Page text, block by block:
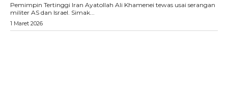
Pemimpin Tertinggi Iran Ayatollah Ali Khamenei tewas usai serangan
militer AS dan Israel. Simak...
1 Maret 2026